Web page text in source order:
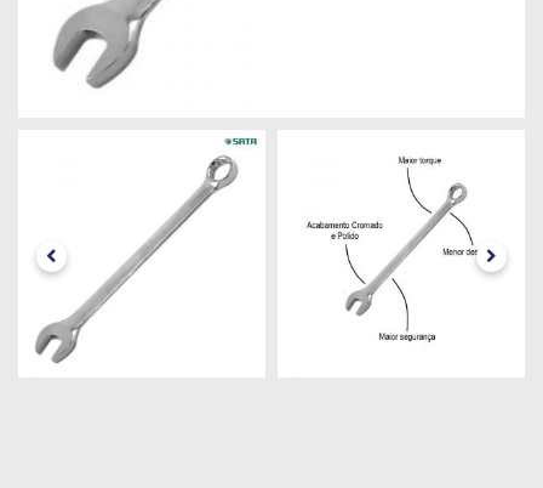
Construção
Materiais
Elétricos
Pneumáticos
Tintas
e
Químicos